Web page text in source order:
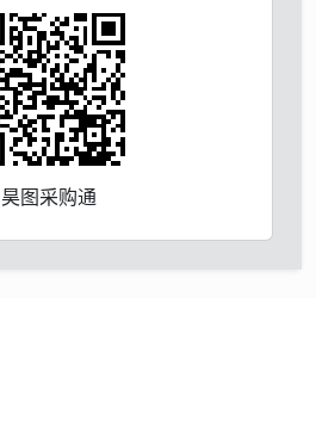
昊图采购通